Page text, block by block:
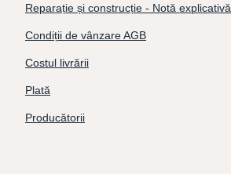
Reparație și construcție - Notă explicativă
Condiții de vânzare AGB
Costul livrării
Plată
Producătorii